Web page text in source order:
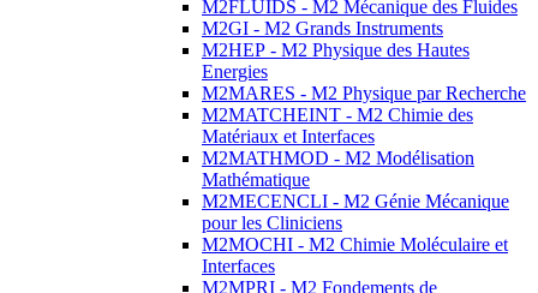
M2FLUIDS - M2 Mécanique des Fluides
M2GI - M2 Grands Instruments
M2HEP - M2 Physique des Hautes
Energies
M2MARES - M2 Physique par Recherche
M2MATCHEINT - M2 Chimie des
Matériaux et Interfaces
M2MATHMOD - M2 Modélisation
Mathématique
M2MECENCLI - M2 Génie Mécanique
pour les Cliniciens
M2MOCHI - M2 Chimie Moléculaire et
Interfaces
M2MPRI - M2 Fondements de